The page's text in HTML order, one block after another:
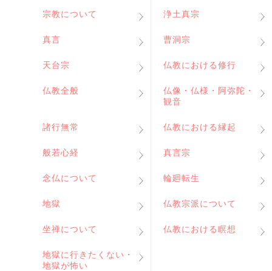
宗教について 浄土真宗
真言 曹洞宗
天台宗 仏教における修行
仏教全般
仏像・仏様・阿弥陀・
観音
諸行無常 仏教における縁起
般若心経 真言宗
念仏について 輪廻転生
地獄 仏教宗派について
坐禅について 仏教における瞑想
地獄に行きたくない・
地獄が怖い